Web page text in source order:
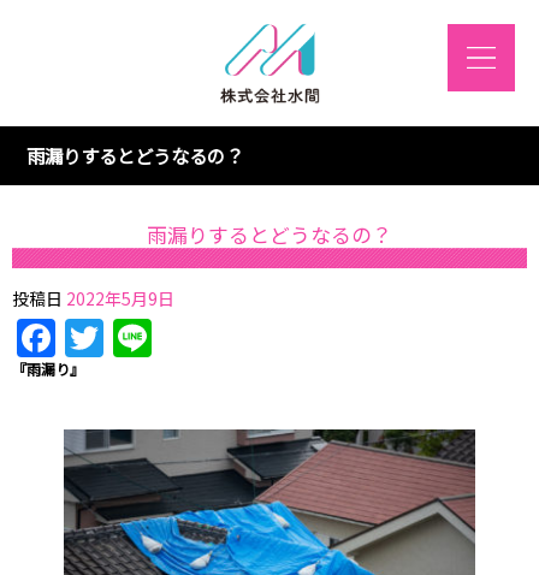
雨漏りするとどうなるの？
雨漏りするとどうなるの？
投稿日 2022年5月9日
Facebook
Twitter
『雨漏り』